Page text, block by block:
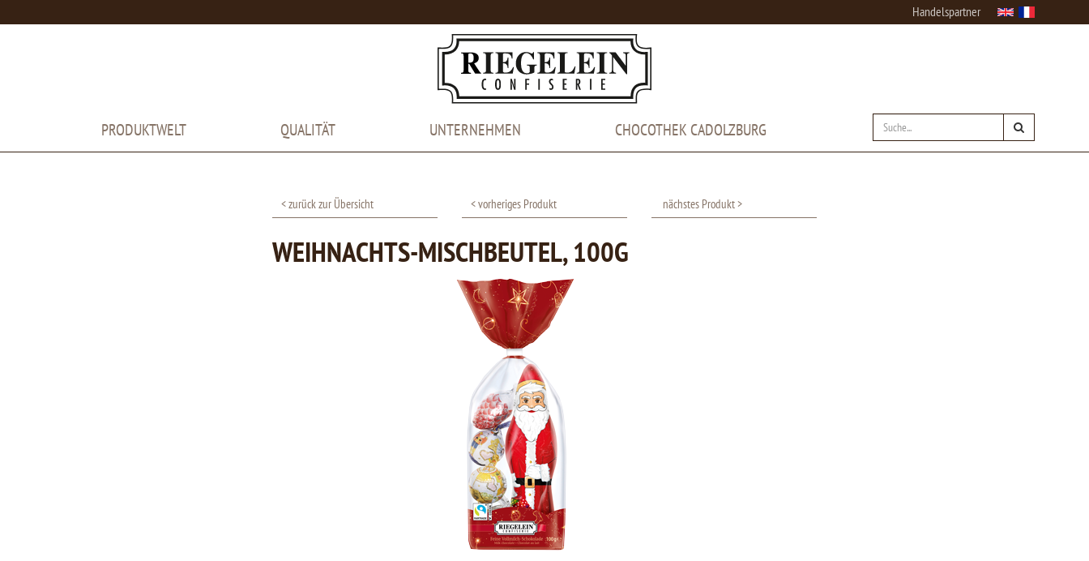
Handelspartner
PRODUKTWELT QUALITÄT UNTERNEHMEN CHOCOTHEK CADOLZBURG
< zurück zur Übersicht < vorheriges Produkt nächstes Produkt >
WEIHNACHTS-MISCHBEUTEL, 100G